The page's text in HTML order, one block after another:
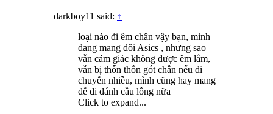
darkboy11 said: ↑
loại nào đi êm chân vậy bạn, mình
đang mang đôi Asics , nhưng sao
vẫn cảm giác không được êm lắm,
vẫn bị thốn thốn gót chân nếu di
chuyển nhiều, mình cũng hay mang
để đi đánh cầu lông nữa
Click to expand...